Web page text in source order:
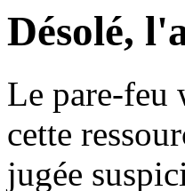
Désolé,
Le pare-feu
cette
jugée